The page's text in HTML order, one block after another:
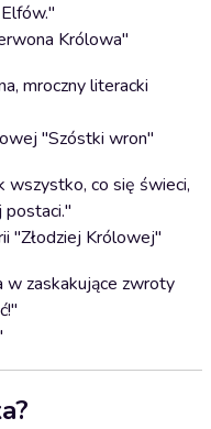
Królowa"
mroczny literacki
"Szóstki wron"
co się świeci,
postaci."
"Złodziej Królowej"
w zaskakujące zwroty